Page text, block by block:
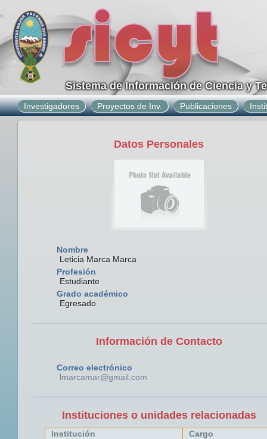
Sistema de Información de Ciencia y
Investigadores Proyectos de Inv. Publicaciones
Datos Personales
Nombre
Leticia Marca Marca
Profesión
Estudiante
Grado académico
Egresado
Información de Contacto
Correo electrónico
lmarcamar@gmail.com
Instituciones o unidades relacionadas
Institución Cargo